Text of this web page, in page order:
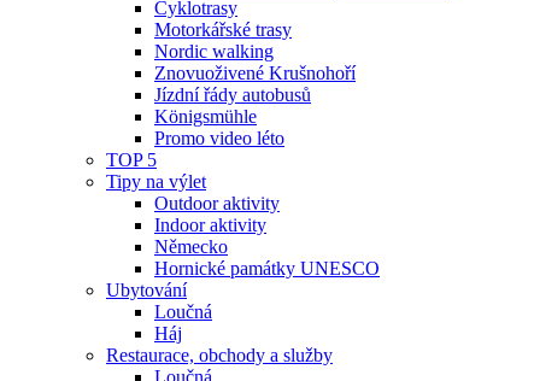
Cyklotrasy
Motorkářské trasy
Nordic walking
Znovuoživené Krušnohoří
Jízdní řády autobusů
Königsmühle
Promo video léto
TOP 5
Tipy na výlet
Outdoor aktivity
Indoor aktivity
Německo
Hornické památky UNESCO
Ubytování
Loučná
Háj
Restaurace, obchody a služby
Loučná